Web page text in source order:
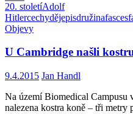
Email
20. stoletíAdolf
Hitlercechydějepisdružinafasces
Objevy
U Cambridge našli
9.4.2015 Jan Handl
Na území Biomedical Campusu
nalezena kostra koně – tři metry